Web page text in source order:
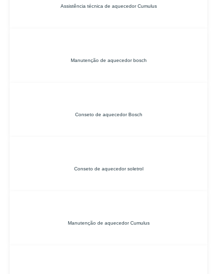
Assistência técnica de aquecedor Cumulus
Manutenção de aquecedor bosch
Conseto de aquecedor Bosch
Conseto de aquecedor soletrol
Manutenção de aquecedor Cumulus